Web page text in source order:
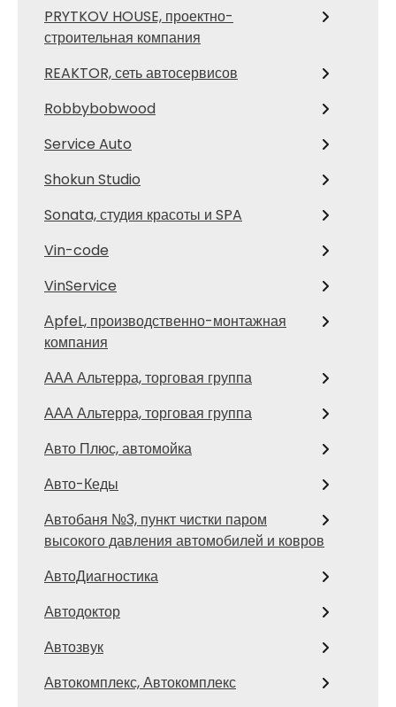
PRYTKOV HOUSE, проектно-
строительная компания
REAKTOR, сеть автосервисов
Robbybobwood
Service Auto
Shokun Studio
Sonata, студия красоты и SPA
Vin-code
VinService
АpfeL, производственно-монтажная
компания
ААА Альтерра, торговая группа
ААА Альтерра, торговая группа
Авто Плюс, автомойка
Авто-Кеды
Автобаня №3, пункт чистки паром
высокого давления автомобилей и ковров
АвтоДиагностика
Автодоктор
Автозвук
Автокомплекс, Автокомплекс